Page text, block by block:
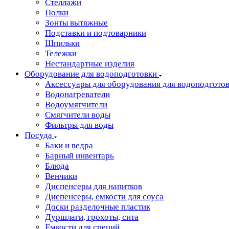
Стеллажи
Полки
Зонты вытяжные
Подставки и подтоварники
Шпильки
Тележки
Нестандартные изделия
Оборудование для водоподготовки
Аксессуары для оборудования для
Водонагреватели
Водоумягчители
Смягчители воды
Фильтры для воды
Посуда
Баки и ведра
Барный инвентарь
Блюда
Венчики
Диспенсеры для напитков
Диспенсеры, емкости для соуса
Доски разделочные пластик
Дуршлаги, грохоты, сита